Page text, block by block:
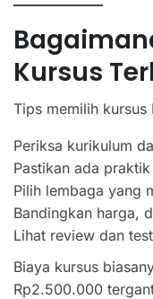
Kursus
Tips memilih
Periksa kurikulum
Pastikan ada
Pilih lembaga yang
Bandingkan harga,
Lihat review dan
Biaya kursus
Rp2.500.000